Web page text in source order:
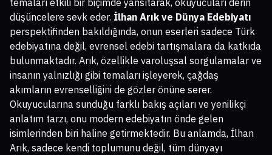
temaları etkili bir biçimde yansıtarak, okuyucuları derin
düşüncelere sevk eder. İlhan Arık ve Dünya Edebiyatı
perspektifinden bakıldığında, onun eserleri sadece Türk
edebiyatına değil, evrensel edebi tartışmalara da katkıda
bulunmaktadır. Arık, özellikle varoluşsal sorgulamalar ve
insanın yalnızlığı gibi temaları işleyerek, çağdaş
akımların evrenselliğini de gözler önüne serer.
Okuyucularına sunduğu farklı bakış açıları ve yenilikçi
anlatım tarzı, onu modern edebiyatın önde gelen
isimlerinden biri haline getirmektedir. Bu anlamda, İlhan
Arık, sadece kendi toplumunu değil, tüm dünyayı